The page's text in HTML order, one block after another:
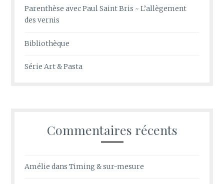
Parenthèse avec Paul Saint Bris ~ L’allègement
des vernis
Bibliothèque
Série Art & Pasta
Commentaires récents
Amélie dansTiming & sur-mesure